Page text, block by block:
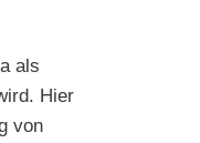
als
Hier
von